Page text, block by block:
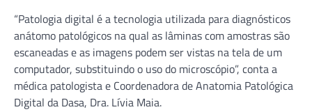
“Patologia digital é a tecnologia utilizada para diagnósticos
anátomo patológicos na qual as lâminas com amostras são
escaneadas e as imagens podem ser vistas na tela de um
computador, substituindo o uso do microscópio”, conta a
médica patologista e Coordenadora de Anatomia Patológica
Digital da Dasa, Dra. Lívia Maia.